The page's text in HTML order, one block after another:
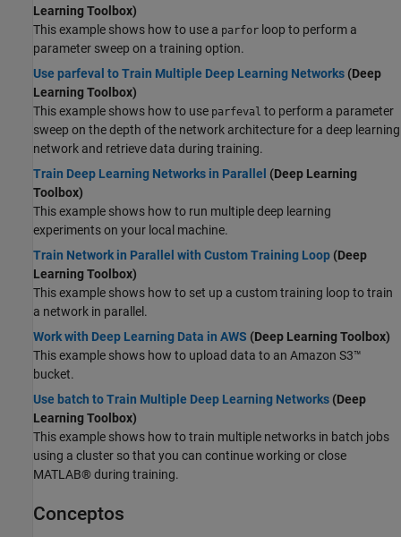
Learning Toolbox)
This example shows how to use a parfor loop to perform a
parameter sweep on a training option.
Use parfeval to Train Multiple Deep Learning Networks (Deep
Learning Toolbox)
This example shows how to use parfeval to perform a parameter
sweep on the depth of the network architecture for a deep learning
network and retrieve data during training.
Train Deep Learning Networks in Parallel (Deep Learning
Toolbox)
This example shows how to run multiple deep learning
experiments on your local machine.
Train Network in Parallel with Custom Training Loop (Deep
Learning Toolbox)
This example shows how to set up a custom training loop to train
a network in parallel.
Work with Deep Learning Data in AWS (Deep Learning Toolbox)
This example shows how to upload data to an Amazon S3™
bucket.
Use batch to Train Multiple Deep Learning Networks (Deep
Learning Toolbox)
This example shows how to train multiple networks in batch jobs
using a cluster so that you can continue working or close
MATLAB® during training.
Conceptos